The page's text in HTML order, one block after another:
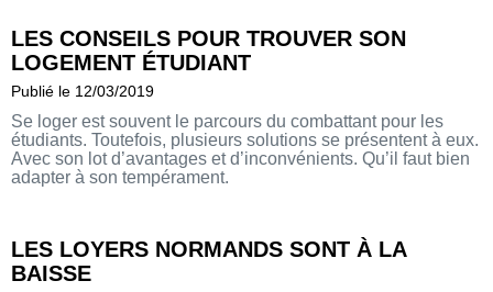
LES CONSEILS POUR TROUVER SON
LOGEMENT ÉTUDIANT
Publié le 12/03/2019
Se loger est souvent le parcours du combattant pour les
étudiants. Toutefois, plusieurs solutions se présentent à eux.
Avec son lot d’avantages et d’inconvénients. Qu’il faut bien
adapter à son tempérament.
LES LOYERS NORMANDS SONT À LA
BAISSE